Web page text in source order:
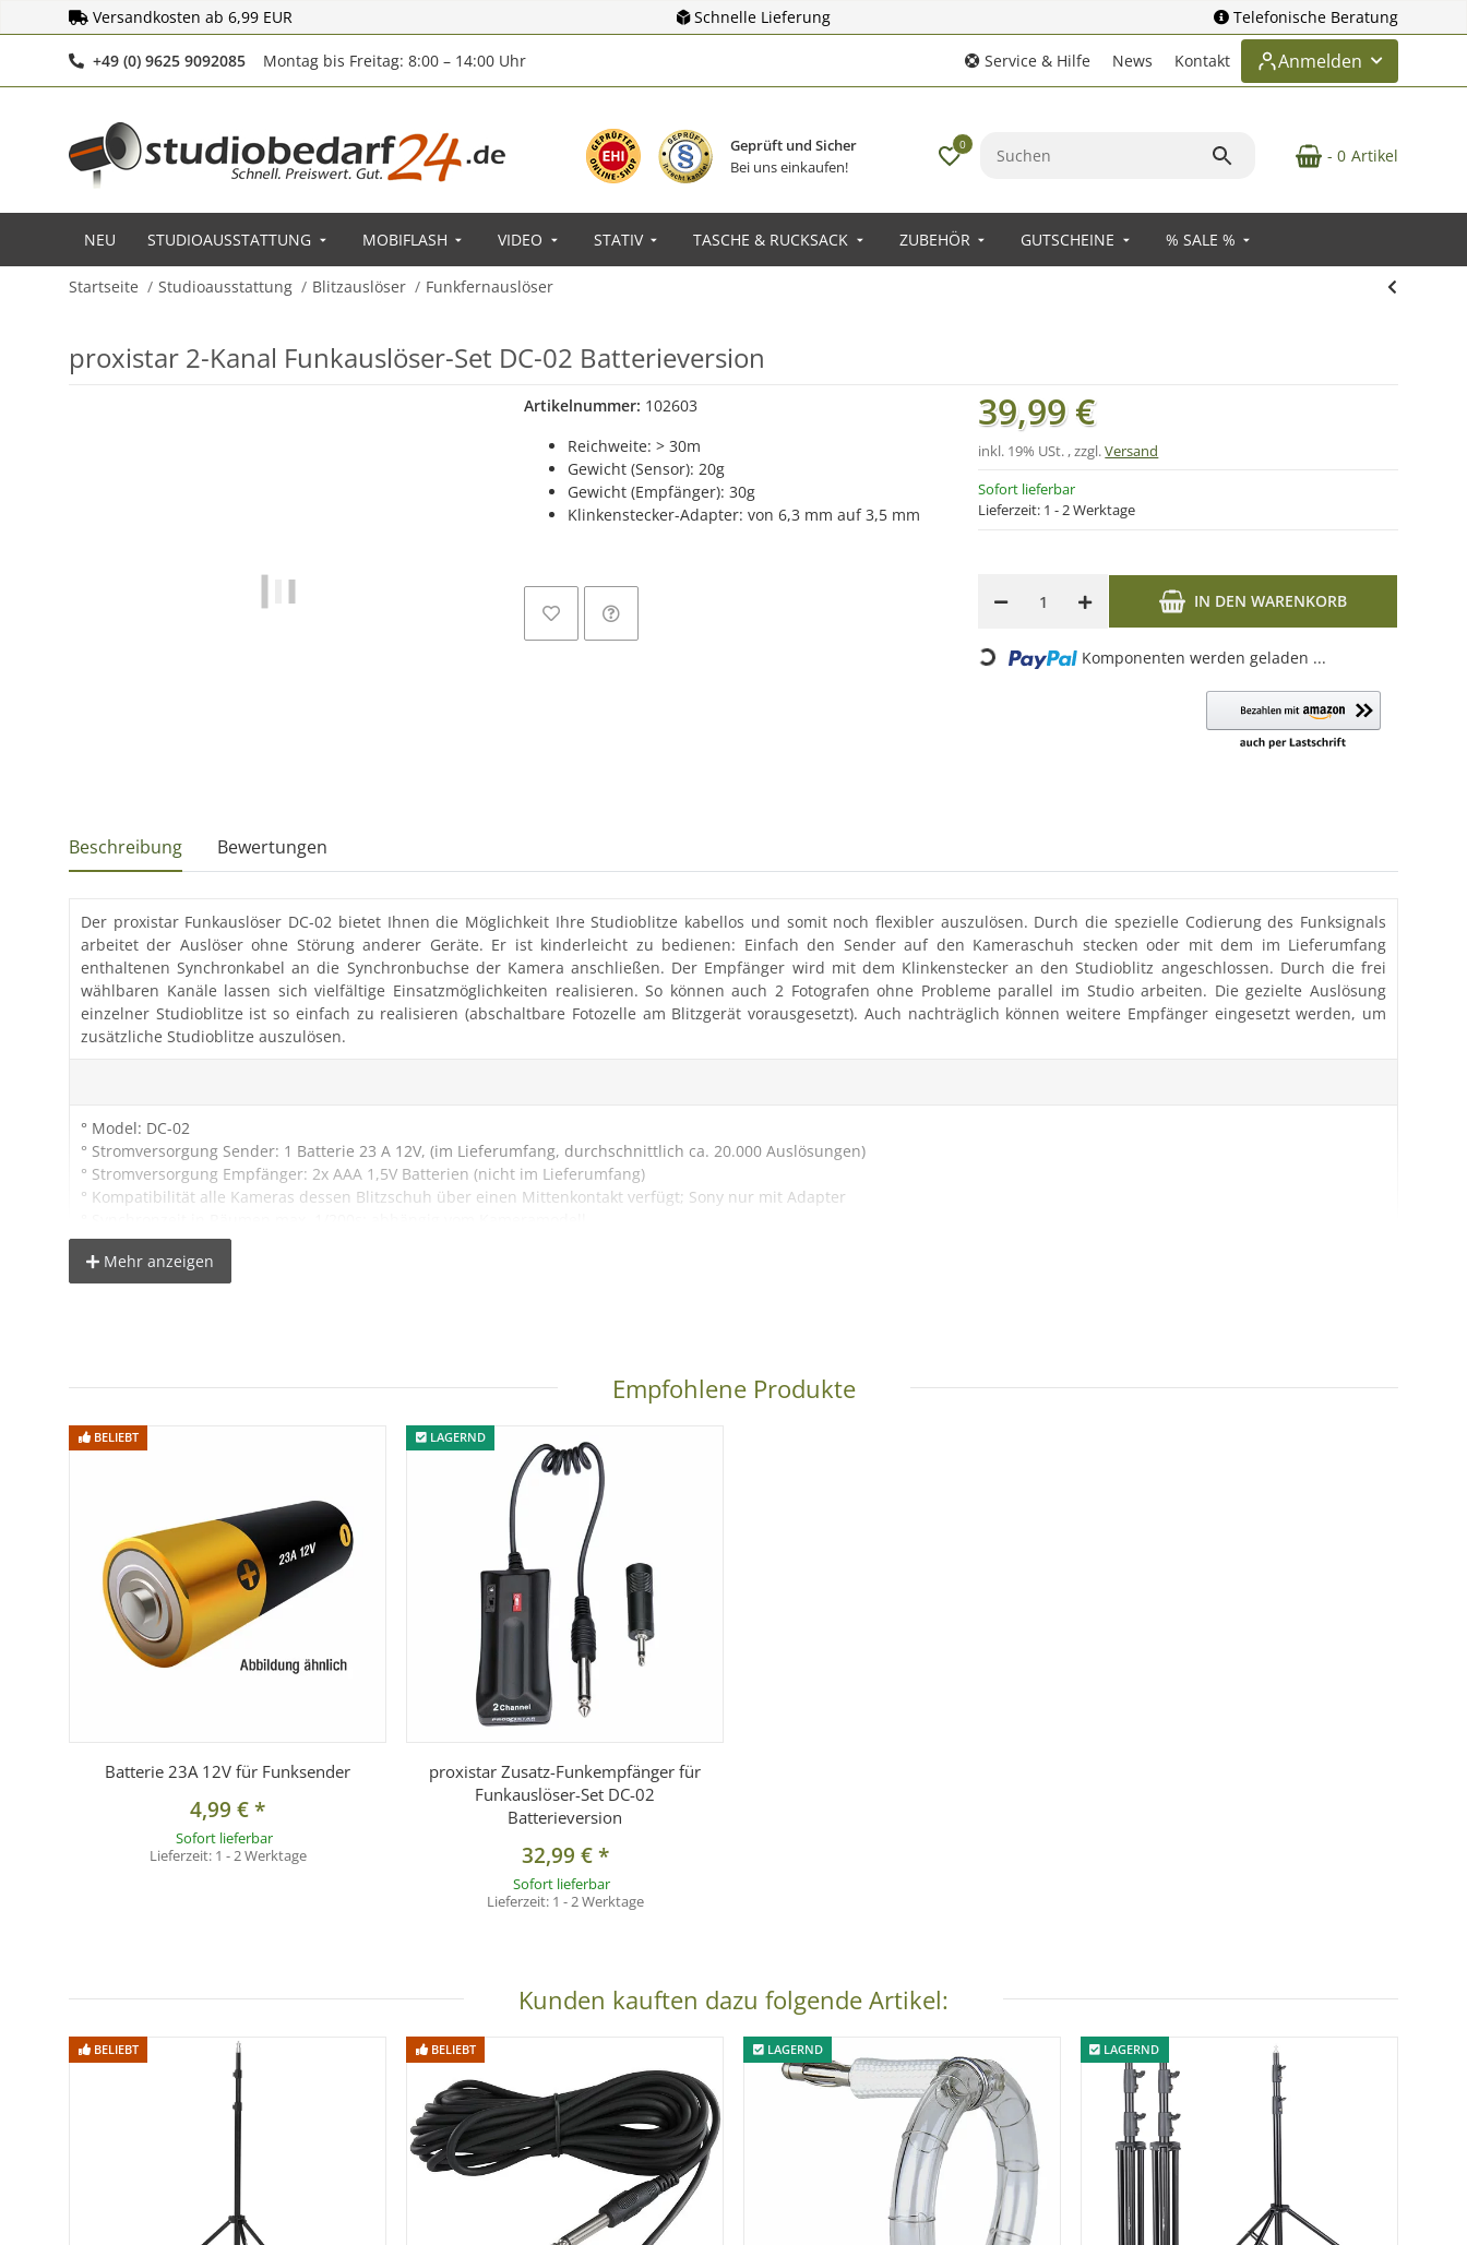
Versandkosten ab 6,99 EUR Schnelle Lieferung Telefonische Beratung
+49 (0) 9625 9092085Telefonnummer
Montag bis Freitag: 8:00 – 14:00 Uhr Service & Hilfe News Kontakt Anmelden
Geprüft und Sicher
Bei uns einkaufen!
0
- 0 Artikel
NEU STUDIOAUSSTATTUNG MOBIFLASH VIDEO STATIV TASCHE & RUCKSACK ZUBEHÖR GUTSCHEINE % SALE %
Startseite Studioausstattung Blitzauslöser Funkfernauslöser
proxistar 2-Kanal Funkauslöser-Set DC-02 Batterieversion
Artikelnummer: 102603
Reichweite: > 30m
Gewicht (Sensor): 20g
Gewicht (Empfänger): 30g
Klinkenstecker-Adapter: von 6,3 mm auf 3,5 mm
Sofort lieferbar
Lieferzeit: 1 - 2 Werktage
39,99 €
inkl. 19% USt. , zzgl.Versand
IN DEN WARENKORB
Loading... Komponenten werden geladen ...
Beschreibung Bewertungen
Der proxistar Funkauslöser DC-02 bietet Ihnen die Möglichkeit Ihre Studioblitze kabellos und somit noch flexibler auszulösen. Durch die spezielle Codierung des Funksignals
arbeitet der Auslöser ohne Störung anderer Geräte. Er ist kinderleicht zu bedienen: Einfach den Sender auf den Kameraschuh stecken oder mit dem im Lieferumfang
enthaltenen Synchronkabel an die Synchronbuchse der Kamera anschließen. Der Empfänger wird mit dem Klinkenstecker an den Studioblitz angeschlossen. Durch die frei
wählbaren Kanäle lassen sich vielfältige Einsatzmöglichkeiten realisieren. So können auch 2 Fotografen ohne Probleme parallel im Studio arbeiten. Die gezielte Auslösung
einzelner Studioblitze ist so einfach zu realisieren (abschaltbare Fotozelle am Blitzgerät vorausgesetzt). Auch nachträglich können weitere Empfänger eingesetzt werden, um
zusätzliche Studioblitze auszulösen.
° Model: DC-02
° Stromversorgung Sender: 1 Batterie 23 A 12V, (im Lieferumfang, durchschnittlich ca. 20.000 Auslösungen)
° Stromversorgung Empfänger: 2x AAA 1,5V Batterien (nicht im Lieferumfang)
° Kompatibilität alle Kameras dessen Blitzschuh über einen Mittenkontakt verfügt; Sony nur mit Adapter
° Kanäle: 2
° Funkfrequenz: 433MHz
° Reichweite in Räumen: >30m (kann je nach Umgebungsbedingungen abweichen)
1x Funkempfänger
1x Funksender inkl. 23A 12V Alkaline Batterie
1x Adapter 6,3 auf 3,5 Klinke
1x Synchronkabel
Mehr anzeigen
Empfohlene Produkte
BELIEBT
Batterie 23A 12V für Funksender
4,99 €*
Sofort lieferbar
Lieferzeit: 1 - 2 Werktage
LAGERND
proxistar Zusatz-Funkempfänger für
Funkauslöser-Set DC-02
Batterieversion
32,99 €*
Sofort lieferbar
Lieferzeit: 1 - 2 Werktage
Kunden kauften dazu folgende Artikel:
BELIEBT BELIEBT LAGERND LAGERND